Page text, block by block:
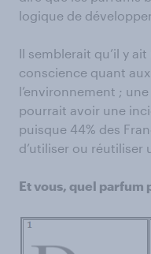
logique de
Il semblerait qu’il y
conscience quant
l’environnement ;
pourrait avoir une
puisque 44% des
d’utiliser ou réutiliser
Et vous, quel parfum